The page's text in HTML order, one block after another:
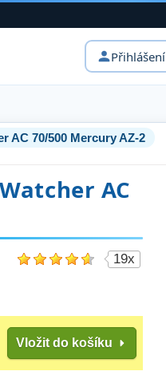
Přihlášení
AC 70/500 Mercury AZ-2
AC
19x
Vložit do košíku